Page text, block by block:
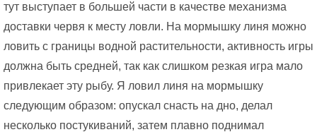
тут выступает в большей части в качестве механизма
доставки червя к месту ловли. На мормышку линя можно
ловить с границы водной растительности, активность игры
должна быть средней, так как слишком резкая игра мало
привлекает эту рыбу. Я ловил линя на мормышку
следующим образом: опускал снасть на дно, делал
несколько постукиваний, затем плавно поднимал